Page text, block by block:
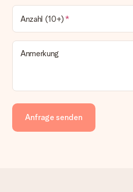
Anzahl (10+)
Anmerkung
Anfrage senden